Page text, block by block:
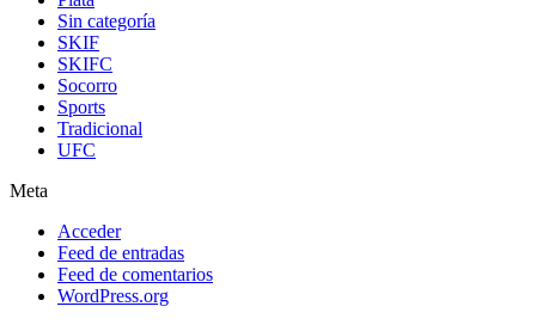
Sin categoría
SKIF
SKIFC
Socorro
Sports
Tradicional
UFC
Meta
Acceder
Feed de entradas
Feed de comentarios
WordPress.org